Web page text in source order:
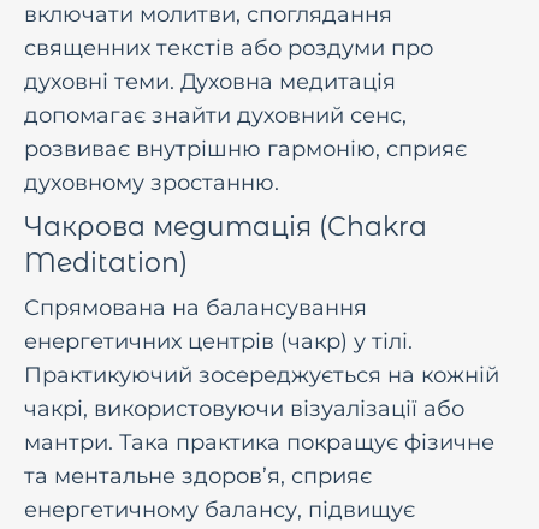
включати молитви, споглядання
священних текстів або роздуми про
духовні теми. Духовна медитація
допомагає знайти духовний сенс,
розвиває внутрішню гармонію, сприяє
духовному зростанню.
Чакрова медитація (Chakra
Meditation)
Спрямована на балансування
енергетичних центрів (чакр) у тілі.
Практикуючий зосереджується на кожній
чакрі, використовуючи візуалізації або
мантри. Така практика покращує фізичне
та ментальне здоров’я, сприяє
енергетичному балансу, підвищує